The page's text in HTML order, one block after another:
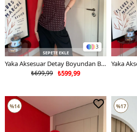
3
SEPETE EKLE
Yaka Aksesuar Detay Boyundan Bağlamalı Sırt Dekolte Puantiyeli Bluz Kahve 2127
₺599,99
₺699,99
%14 %17